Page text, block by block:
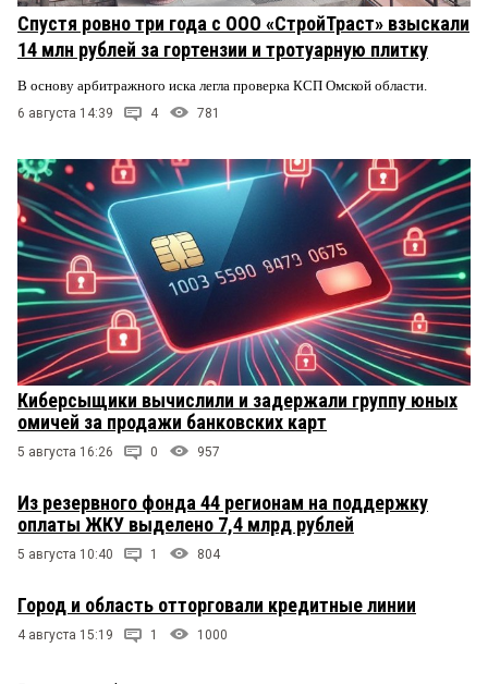
Спустя ровно три года с ООО «СтройТраст» взыскали
14 млн рублей за гортензии и тротуарную плитку
В основу арбитражного иска легла проверка КСП Омской области.
6 августа 14:39 4 781
Киберсыщики вычислили и задержали группу юных
омичей за продажи банковских карт
5 августа 16:26 0 957
Из резервного фонда 44 регионам на поддержку
оплаты ЖКУ выделено 7,4 млрд рублей
5 августа 10:40 1 804
Город и область отторговали кредитные линии
4 августа 15:19 1 1000